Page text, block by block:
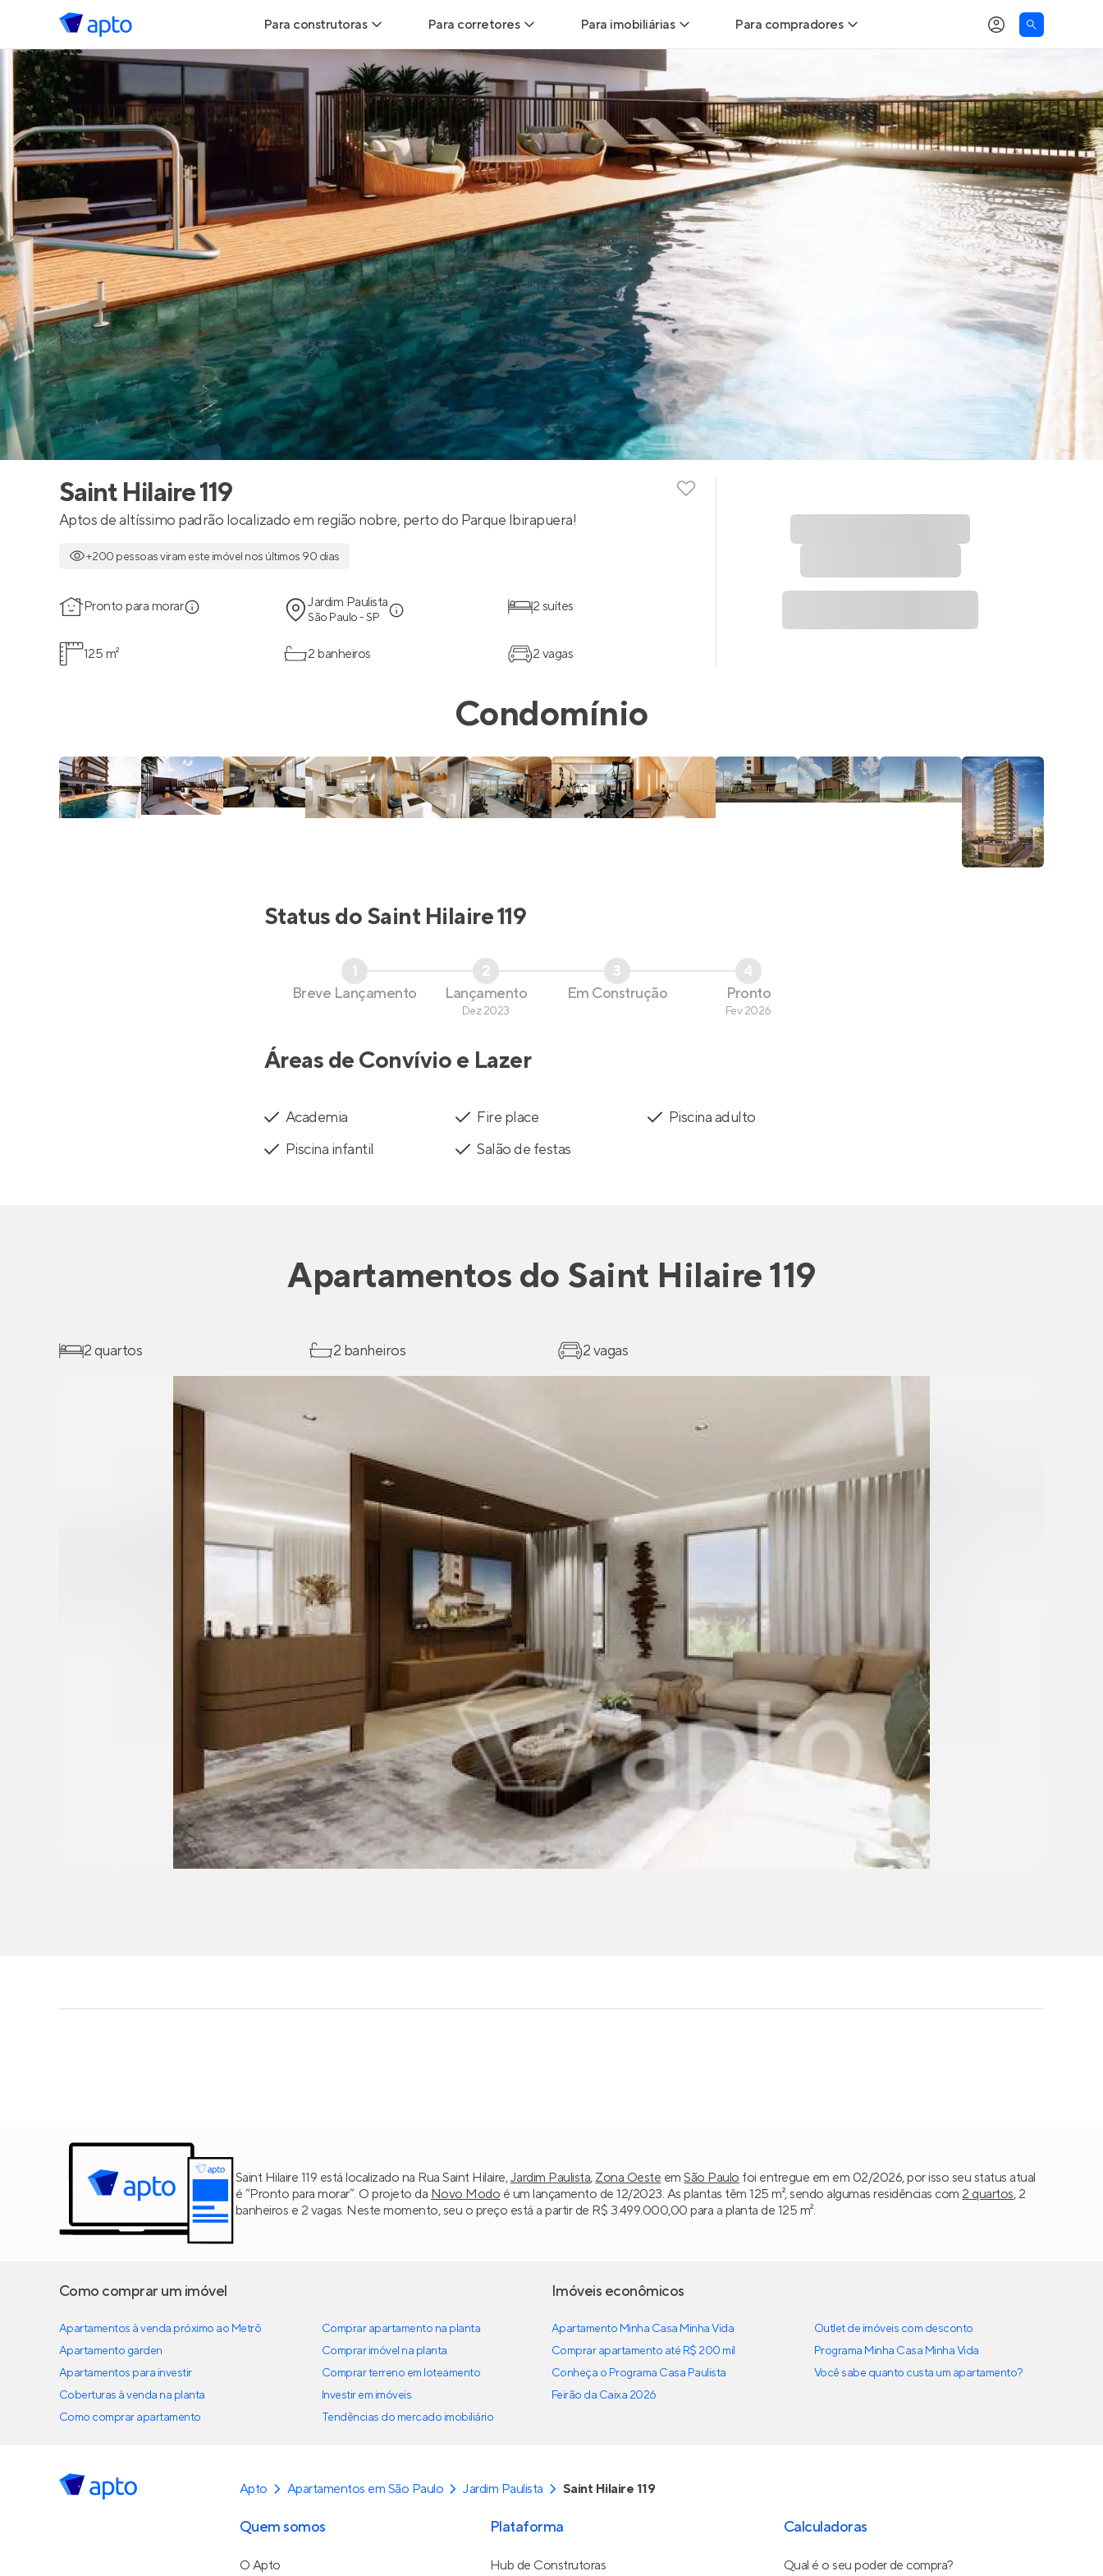
Para construtoras
Geração de Leads
Geração de Visitas
Geração de Vendas
Maiores Construtoras
Parcerias Imobiliárias
Anunciar Imóveis
Para corretores
Leads para Corretores
Corretor+
Parcerias imobiliárias
Perfil Verificado
Anunciar imóveis
Para imobiliárias
Leads para Imobiliárias
Hub de imobiliárias
Anunciar imóveis
Para compradores
Calcule seu Poder de Compra
Comprar x Alugar
Correção do INCC
Simulador de Financiamento
Encontre um corretor
Saint Hilaire 119
Aptos de altíssimo padrão localizado em região nobre, perto do Parque Ibirapuera!
+200 pessoas viram este imóvel nos últimos 90 dias
Pronto para morar Jardim Paulista
São Paulo - SP
2 suítes
125 m² 2 banheiros 2 vagas
Condomínio
Status doSaint Hilaire 119
1
Breve Lançamento
2
Lançamento
Dez 2023
3
Em Construção
4
Pronto
Fev 2026
Áreas de Convívio e Lazer
Academia Fire place
Piscina adulto
Piscina infantil
Salão de festas
Apartamentos do Saint Hilaire 119
2 quartos 2 banheiros 2 vagas
Saint Hilaire 119 está localizado na Rua Saint Hilaire,Jardim Paulista, Zona Oeste emSão Paulo foi entregue em em 02/2026, por isso seu status atual
é “Pronto para morar”. O projeto da Novo Modo é um lançamento de 12/2023. As plantas têm 125 m², sendo algumas residências com 2 quartos, 2
banheiros e 2 vagas. Neste momento, seu o preço está a partir de R$ 3.499.000,00 para a planta de 125 m².
Como comprar um imóvel
Apartamentos à venda próximo ao Metrô
Apartamento garden
Apartamentos para investir
Coberturas à venda na planta
Como comprar apartamento
Comprar apartamento na planta
Comprar imóvel na planta
Comprar terreno em loteamento
Investir em imóveis
Tendências do mercado imobiliário
Imóveis econômicos
Apartamento Minha Casa Minha Vida
Comprar apartamento até R$ 200 mil
Conheça o Programa Casa Paulista
Feirão da Caixa 2026
Outlet de imóveis com desconto
Programa Minha Casa Minha Vida
Você sabe quanto custa um apartamento?
Apto Apartamentos em São Paulo Jardim Paulista Saint Hilaire 119
Quem somos
O Apto
Plataforma
Hub de Construtoras
Calculadoras
Qual é o seu poder de compra?